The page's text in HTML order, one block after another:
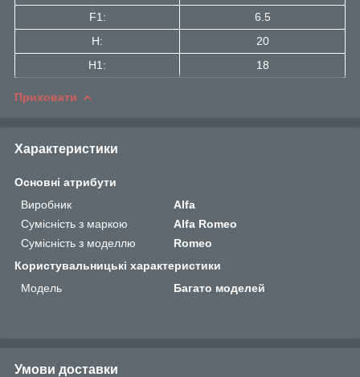
F1:
6.5
H:
20
H1:
18
Приховати
Характеристики
Основні атрибути
Виробник
Alfa
Сумісність з маркою
Alfa Romeo
Сумісність з моделлю
Romeo
Користувальницькі характеристики
Мoдель
Багато моделей
Умови доставки